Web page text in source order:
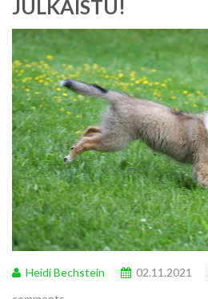
JULKAISTU!
Heidi Bechstein 02.11.2021